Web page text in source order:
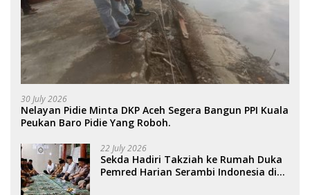
30 July 2026
Nelayan Pidie Minta DKP Aceh Segera Bangun PPI Kuala
Peukan Baro Pidie Yang Roboh.
22 July 2026
Sekda Hadiri Takziah ke Rumah Duka
Pemred Harian Serambi Indonesia di